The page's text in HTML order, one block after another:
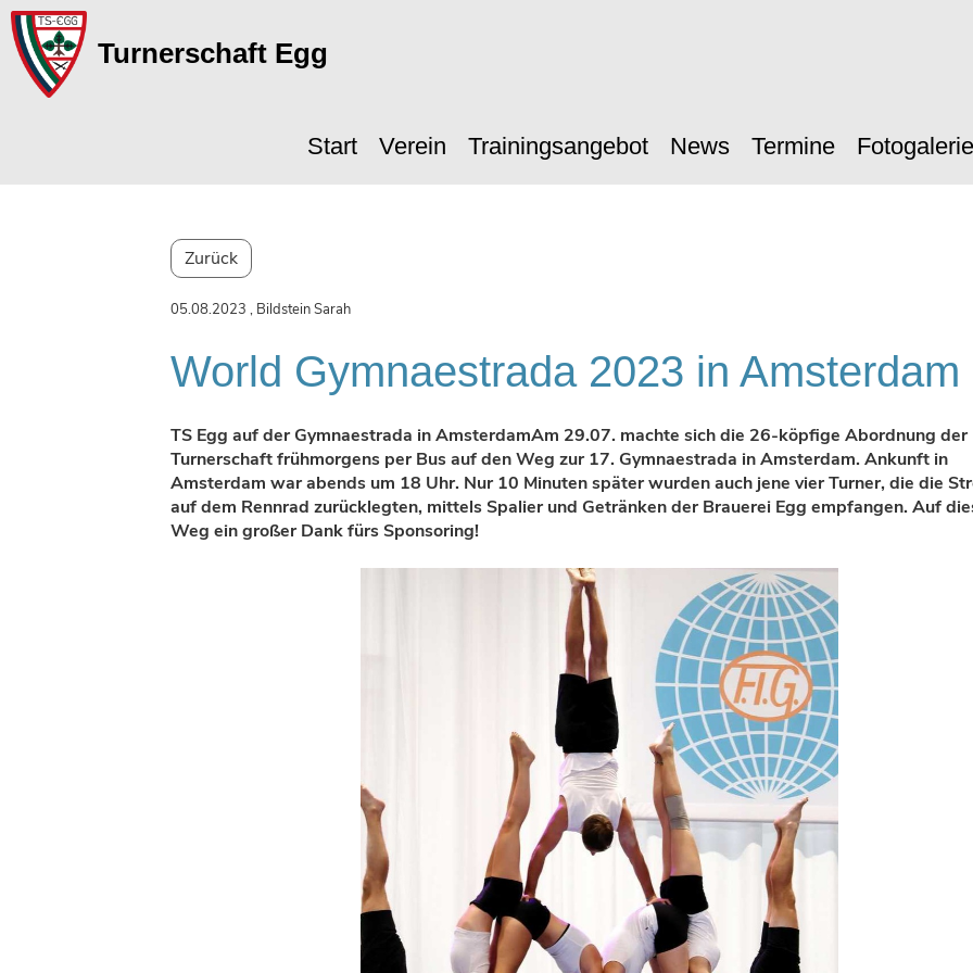
Turnerschaft Egg
Start Verein Trainingsangebot News Termine Fotogalerie
Zurück
05.08.2023 , Bildstein Sarah
World Gymnaestrada 2023 in Amsterdam
TS Egg auf der Gymnaestrada in Amsterdam ​ Am 29.07. machte sich die 26-köpfige Abordnung der
Turnerschaft frühmorgens per Bus auf den Weg zur 17. Gymnaestrada in Amsterdam. Ankunft in
Amsterdam war abends um 18 Uhr. Nur 10 Minuten später wurden auch jene vier Turner, die die
auf dem Rennrad zurücklegten, mittels Spalier und Getränken der Brauerei Egg empfangen. Auf
Weg ein großer Dank fürs Sponsoring!